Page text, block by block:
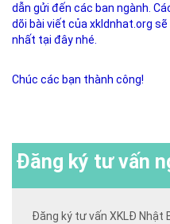
dẫn gửi đến các ban ngành.
dõi bài viết của xkldnhat.org
nhất tại đây nhé.
Chúc các bạn thành công!
Đăng ký tư vấn
Đăng ký tư vấn XKLĐ Nhật